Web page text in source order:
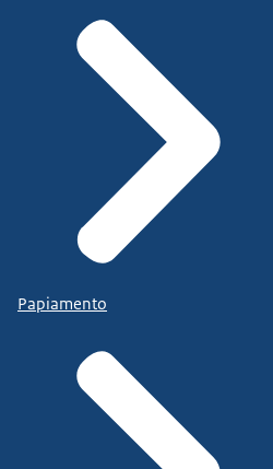
Papiamento